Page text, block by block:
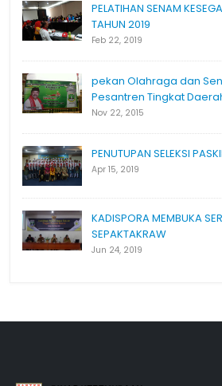
PELATIHAN SENAM
TAHUN 2019
Feb 22, 2019
pekan Olahraga dan
Pesantren Tingkat
Nov 22, 2015
PENUTUPAN SELEKSI
Apr 15, 2019
KADISPORA MEMBUKA
SEPAKTAKRAW
Jun 24, 2019